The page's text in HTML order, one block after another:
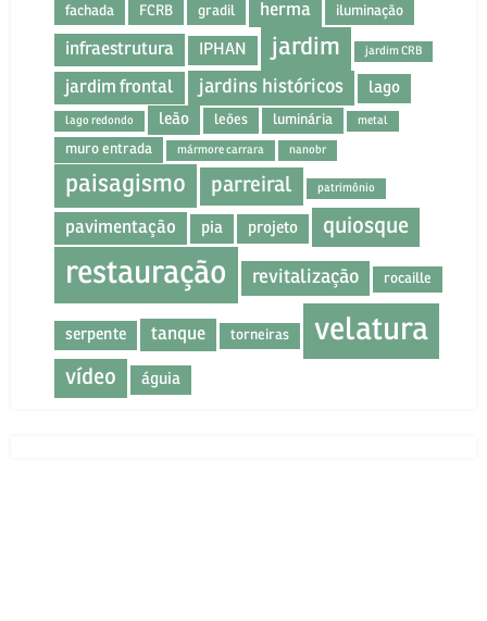
fachada FCRB gradil herma iluminação
infraestrutura IPHAN jardim jardim CRB
jardim frontal jardins históricos lago
lago redondo leão leões luminária metal
muro entrada mármore carrara nanobr
paisagismo parreiral patrimônio
pavimentação pia projeto quiosque
restauração revitalização rocaille
serpente tanque torneiras velatura
vídeo águia